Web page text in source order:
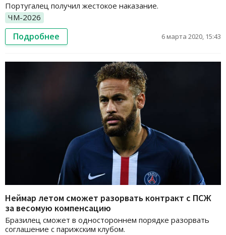
Португалец получил жестокое наказание.
ЧМ-2026
Подробнее 6 марта 2020, 15:43
Неймар летом сможет разорвать контракт с ПСЖ
за весомую компенсацию
Бразилец сможет в одностороннем порядке разорвать
соглашение с парижским клубом.